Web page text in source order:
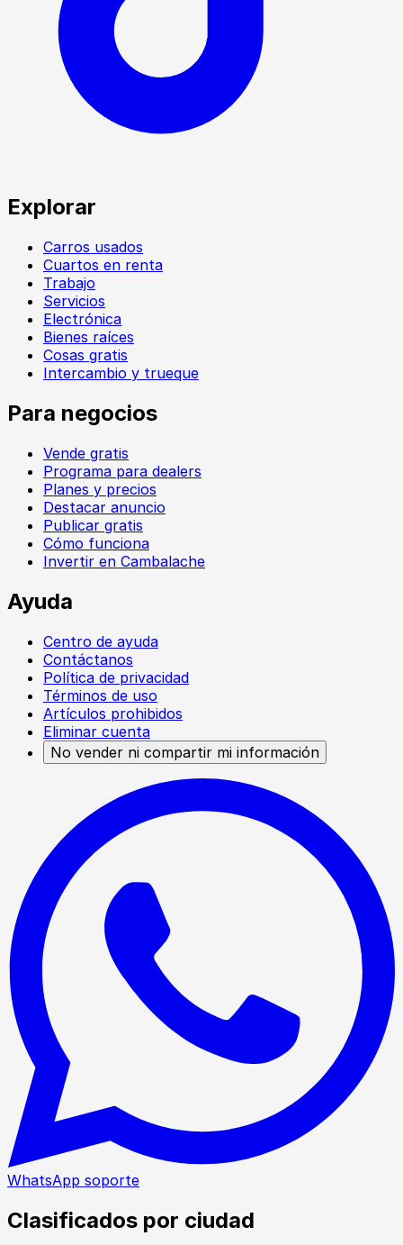
Explorar
Carros usados
Cuartos en renta
Trabajo
Servicios
Electrónica
Bienes raíces
Cosas gratis
Intercambio y trueque
Para negocios
Vende gratis
Programa para dealers
Planes y precios
Destacar anuncio
Publicar gratis
Cómo funciona
Invertir en Cambalache
Ayuda
Centro de ayuda
Contáctanos
Política de privacidad
Términos de uso
Artículos prohibidos
Eliminar cuenta
No vender ni compartir mi información
WhatsApp soporte
Clasificados por ciudad